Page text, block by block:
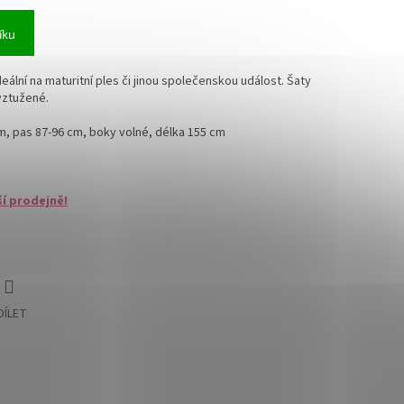
na maturitní ples či jinou společenskou událost. Šaty
pas 87-96 cm, boky volné, délka 155 cm
prodejně!